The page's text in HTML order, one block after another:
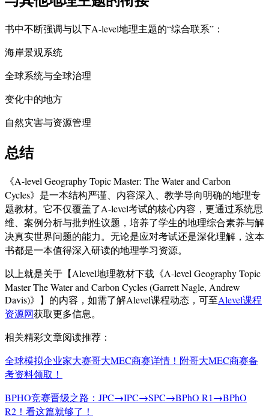
书中不断强调与以下A-level地理主题的“综合联系”：
海岸景观系统
全球系统与全球治理
变化中的地方
自然灾害与资源管理
总结
《A-level Geography Topic Master: The Water and Carbon
Cycles》是一本结构严谨、内容深入、教学导向明确的地理专
题教材。它不仅覆盖了A-level考试的核心内容，更通过系统思
维、案例分析与批判性议题，培养了学生的地理综合素养与解
决真实世界问题的能力。无论是应对考试还是深化理解，这本
书都是一本值得深入研读的地理学习资源。
以上就是关于【Alevel地理教材下载《A-level Geography Topic
Master The Water and Carbon Cycles (Garrett Nagle, Andrew
Davis)》】的内容，如需了解Alevel课程动态，可至Alevel课程
资源网获取更多信息。
相关精彩文章阅读推荐：
全球模拟企业家大赛哥大MEC商赛详情！附哥大MEC商赛备
考资料领取！
BPHO竞赛晋级之路：JPC→IPC→SPC→BPhO R1→BPhO
R2！看这篇就够了！